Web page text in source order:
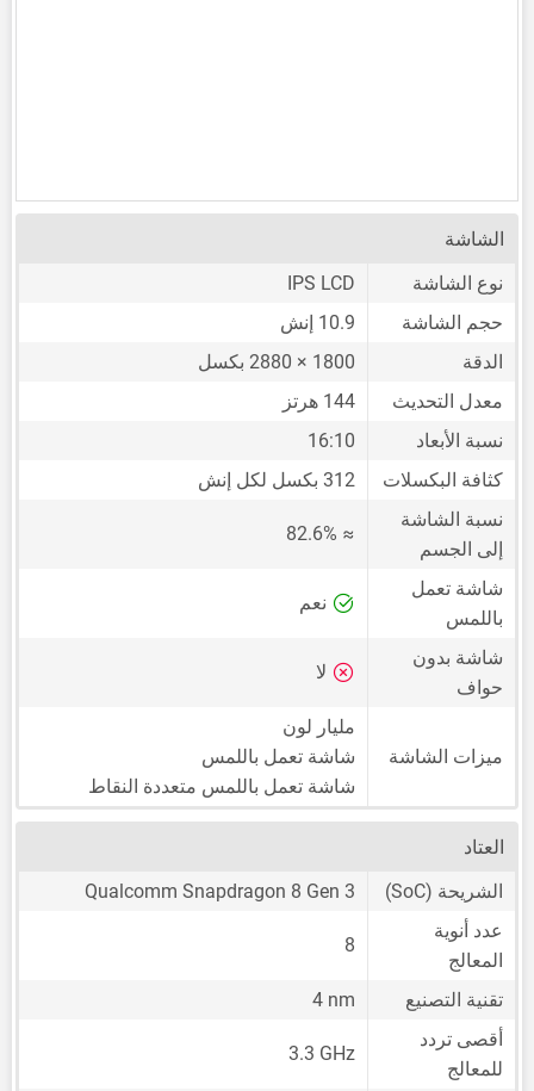
الشاشة
نوع الشاشة
IPS LCD
حجم الشاشة
10.9 إنش
الدقة
1800 × 2880 بكسل
معدل التحديث
144 هرتز
نسبة الأبعاد
16:10
كثافة البكسلات
312 بكسل لكل إنش
نسبة الشاشة
إلى الجسم
≈ 82.6%
شاشة تعمل
باللمس
نعم
شاشة بدون
حواف
لا
ميزات الشاشة
مليار لون
شاشة تعمل باللمس
شاشة تعمل باللمس متعددة النقاط
العتاد
الشريحة (SoC)
Qualcomm Snapdragon 8 Gen 3
عدد أنوية
المعالج
8
تقنية التصنيع
4 nm
أقصى تردد
للمعالج
3.3 GHz